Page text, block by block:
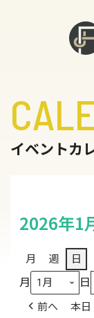
イベントカ
2026年1
月 週 日
月 日
前へ 本日